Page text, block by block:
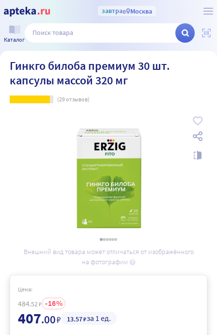
завтрав Москва
Каталог
Гинкго билоба премиум 30 шт.
капсулы массой 320 мг
(29отзывов)
Внешний вид товара может отличаться от изображённого
на фотографии
Цена:
484.52 ₽ 16
407.00₽ 13.57₽за 1 ед.